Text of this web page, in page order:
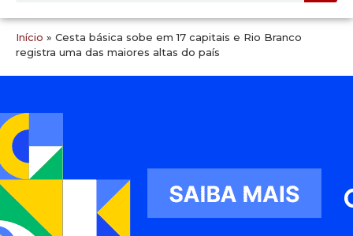
Início » Cesta básica sobe em 17 capitais e Rio Branco
registra uma das maiores altas do país